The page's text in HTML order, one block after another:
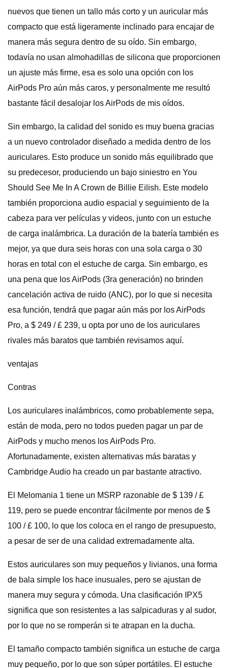
nuevos que tienen un tallo más corto y un auricular más
compacto que está ligeramente inclinado para encajar de
manera más segura dentro de su oído. Sin embargo,
todavía no usan almohadillas de silicona que proporcionen
un ajuste más firme, esa es solo una opción con los
AirPods Pro aún más caros, y personalmente me resultó
bastante fácil desalojar los AirPods de mis oídos.
Sin embargo, la calidad del sonido es muy buena gracias
a un nuevo controlador diseñado a medida dentro de los
auriculares. Esto produce un sonido más equilibrado que
su predecesor, produciendo un bajo siniestro en You
Should See Me In A Crown de Billie Eilish. Este modelo
también proporciona audio espacial y seguimiento de la
cabeza para ver películas y videos, junto con un estuche
de carga inalámbrica. La duración de la batería también es
mejor, ya que dura seis horas con una sola carga o 30
horas en total con el estuche de carga. Sin embargo, es
una pena que los AirPods (3ra generación) no brinden
cancelación activa de ruido (ANC), por lo que si necesita
esa función, tendrá que pagar aún más por los AirPods
Pro, a $ 249 / £ 239, u opta por uno de los auriculares
rivales más baratos que también revisamos aquí.
ventajas
Contras
Los auriculares inalámbricos, como probablemente sepa,
están de moda, pero no todos pueden pagar un par de
AirPods y mucho menos los AirPods Pro.
Afortunadamente, existen alternativas más baratas y
Cambridge Audio ha creado un par bastante atractivo.
El Melomania 1 tiene un MSRP razonable de $ 139 / £
119, pero se puede encontrar fácilmente por menos de $
100 / £ 100, lo que los coloca en el rango de presupuesto,
a pesar de ser de una calidad extremadamente alta.
Estos auriculares son muy pequeños y livianos, una forma
de bala simple los hace inusuales, pero se ajustan de
manera muy segura y cómoda. Una clasificación IPX5
significa que son resistentes a las salpicaduras y al sudor,
por lo que no se romperán si te atrapan en la ducha.
El tamaño compacto también significa un estuche de carga
muy pequeño, por lo que son súper portátiles. El estuche